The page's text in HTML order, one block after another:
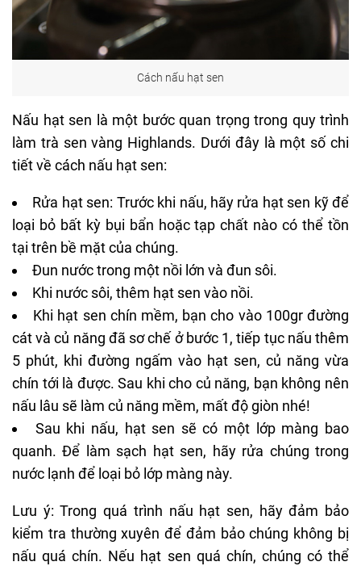
Cách nấu hạt sen
Nấu hạt sen là một bước quan trọng trong quy trình
làm trà sen vàng Highlands. Dưới đây là một số chi
tiết về cách nấu hạt sen:
Rửa hạt sen: Trước khi nấu, hãy rửa hạt sen kỹ để
loại bỏ bất kỳ bụi bẩn hoặc tạp chất nào có thể tồn
tại trên bề mặt của chúng.
Đun nước trong một nồi lớn và đun sôi.
Khi nước sôi, thêm hạt sen vào nồi.
Khi hạt sen chín mềm, bạn cho vào 100gr đường
cát và củ năng đã sơ chế ở bước 1, tiếp tục nấu thêm
5 phút, khi đường ngấm vào hạt sen, củ năng vừa
chín tới là được. Sau khi cho củ năng, bạn không nên
nấu lâu sẽ làm củ năng mềm, mất độ giòn nhé!
Sau khi nấu, hạt sen sẽ có một lớp màng bao
quanh. Để làm sạch hạt sen, hãy rửa chúng trong
nước lạnh để loại bỏ lớp màng này.
Lưu ý: Trong quá trình nấu hạt sen, hãy đảm bảo
kiểm tra thường xuyên để đảm bảo chúng không bị
nấu quá chín. Nếu hạt sen quá chín, chúng có thể